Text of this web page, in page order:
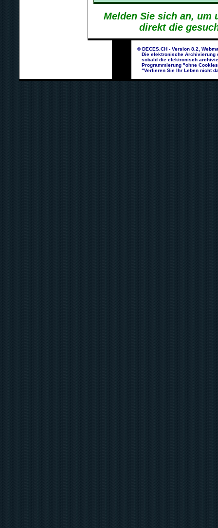
Melden Sie sich an, um
direkt die
© DECES.CH - Version 8.2,
Die elektronische Archivierung
sobald die elektronisch
Programmierung "ohne
"Verlieren Sie Ihr Leben nicht